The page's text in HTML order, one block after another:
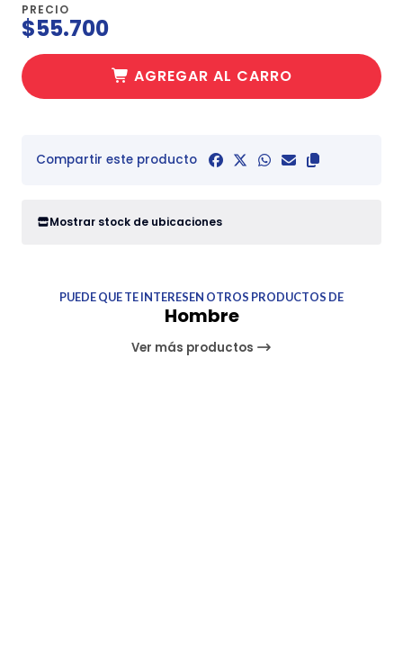
PRECIO
$55.700
AGREGAR AL CARRO
Compartir este producto
Mostrar stock de ubicaciones
PUEDE QUE TE INTERESEN OTROS PRODUCTOS DE
Hombre
Ver más productos